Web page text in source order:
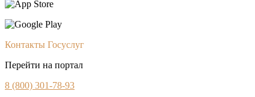
Контакты Госуслуг
Перейти на портал
8 (800) 301-78-93